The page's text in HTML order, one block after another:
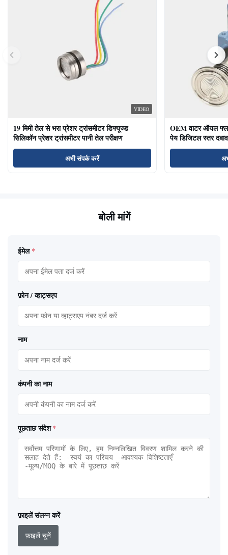
VIDEO
19 मिमी तेल से भरा प्रेशर ट्रांसमीटर डिफ्यूज्ड
सिलिकॉन प्रेशर ट्रांसमीटर पानी तेल परीक्षण
अभी संपर्क करें
OEM वाटर ऑयल
पेय डिजिटल स्तर
बोली मांगें
ईमेल *
फ़ोन / व्हाट्सएप
नाम
कंपनी का नाम
पूछताछ संदेश *
फ़ाइलें संलग्न करें
फ़ाइलें चुनें